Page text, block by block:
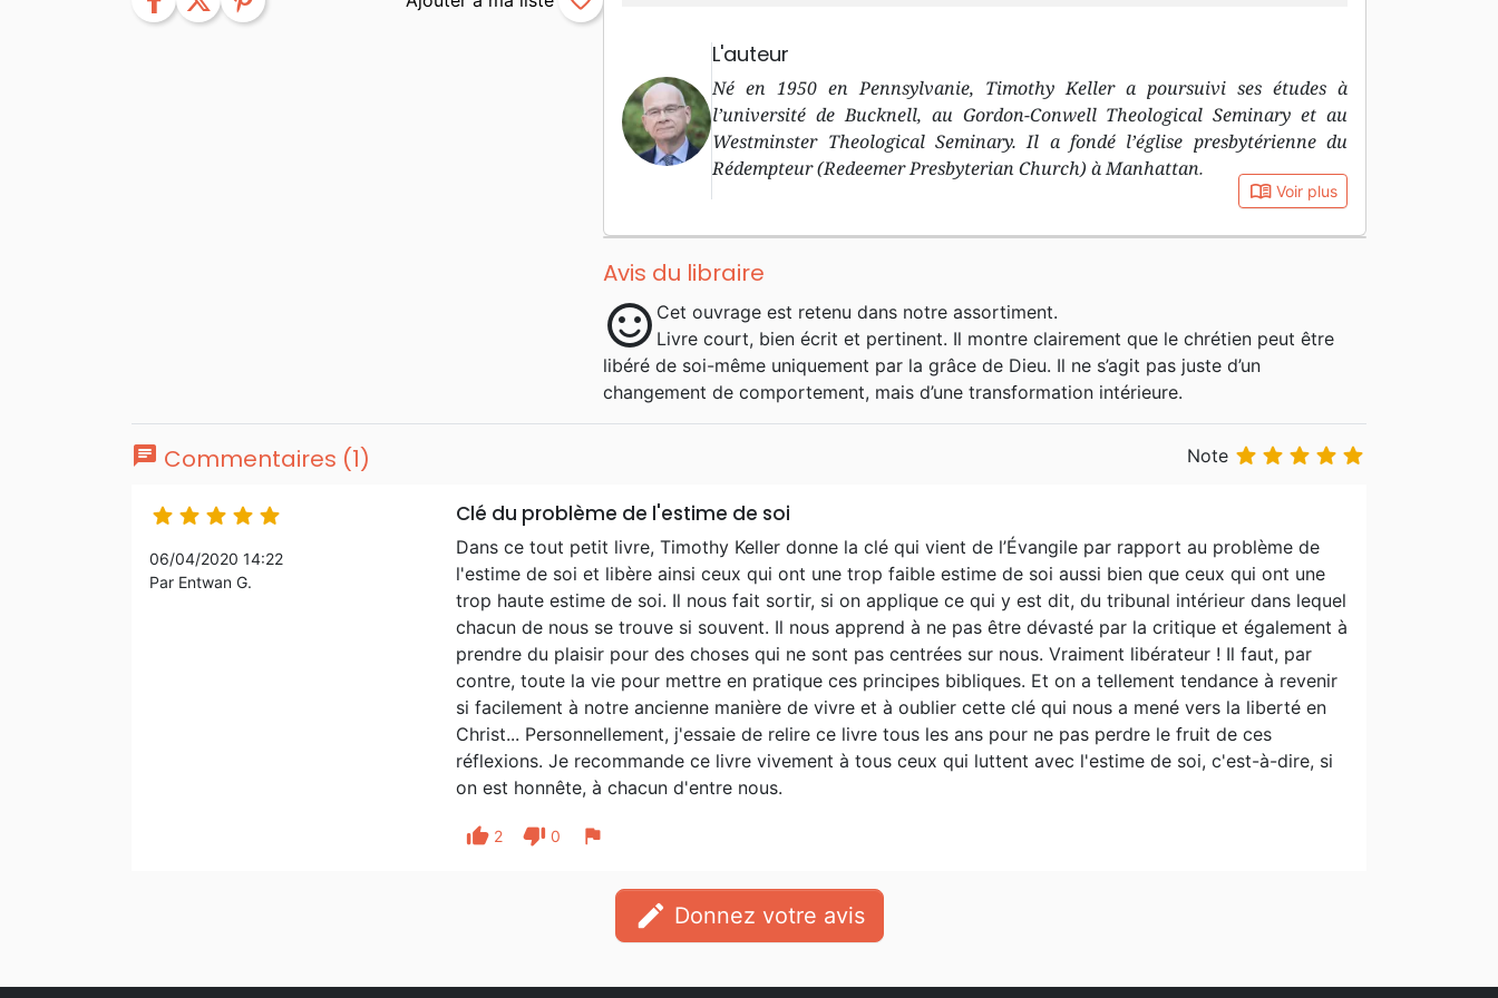
L'auteur
Né en 1950 en Pennsylvanie, Timothy Keller a poursuivi ses études à
l’université de Bucknell, au Gordon-Conwell Theological Seminary et au
Westminster Theological Seminary. Il a fondé l’église presbytérienne du
Rédempteur (Redeemer Presbyterian Church) à Manhattan.
book_open Voir plus
Avis du libraire
sentiment_satisfied Cet ouvrage est retenu dans notre assortiment.
Livre court, bien écrit et pertinent. Il montre clairement que le chrétien peut être
libéré de soi-même uniquement par la grâce de Dieu. Il ne s’agit pas juste d’un
changement de comportement, mais d’une transformation intérieure.
chat Commentaires (1) Note     
    
06/04/2020 14:22
Par Entwan G.
Clé du problème de l'estime de soi
Dans ce tout petit livre, Timothy Keller donne la clé qui vient de l’Évangile par rapport au problème de
l'estime de soi et libère ainsi ceux qui ont une trop faible estime de soi aussi bien que ceux qui ont une
trop haute estime de soi. Il nous fait sortir, si on applique ce qui y est dit, du tribunal intérieur dans lequel
chacun de nous se trouve si souvent. Il nous apprend à ne pas être dévasté par la critique et également à
prendre du plaisir pour des choses qui ne sont pas centrées sur nous. Vraiment libérateur ! Il faut, par
contre, toute la vie pour mettre en pratique ces principes bibliques. Et on a tellement tendance à revenir
si facilement à notre ancienne manière de vivre et à oublier cette clé qui nous a mené vers la liberté en
Christ... Personnellement, j'essaie de relire ce livre tous les ans pour ne pas perdre le fruit de ces
réflexions. Je recommande ce livre vivement à tous ceux qui luttent avec l'estime de soi, c'est-à-dire, si
on est honnête, à chacun d'entre nous.
thumb_up 2 thumb_down 0 flag
edit Donnez votre avis